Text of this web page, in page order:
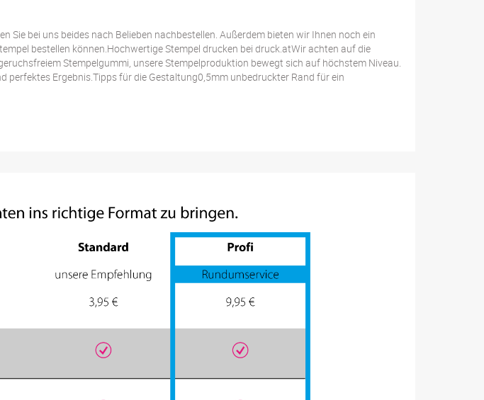
bei uns beides nach Belieben nachbestellen. Außerdem bieten wir Ihnen noch ein
bestellen können.Hochwertige Stempel drucken bei druck.atWir achten auf die
Stempelgummi, unsere Stempelproduktion bewegt sich auf höchstem Niveau.
Ergebnis.Tipps für die Gestaltung0,5mm unbedruckter Rand für ein